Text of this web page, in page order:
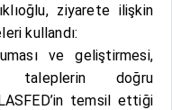
ziyarete ilişkin
kullandı:
ve geliştirmesi,
taleplerin doğru
temsil ettiği